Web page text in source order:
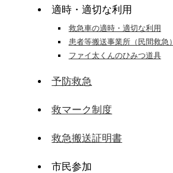
適時・適切な利用
救急車の適時・適切な利用
患者等搬送事業所（民間救急）
ファイ太くんのひみつ道具
予防救急
救マーク制度
救急搬送証明書
市民参加